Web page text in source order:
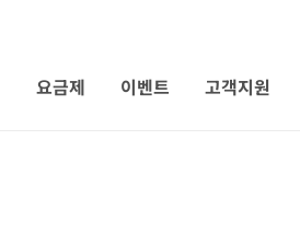
요금제 이벤트 고객지원